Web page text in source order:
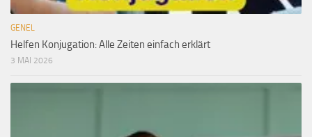
GENEL
Helfen Konjugation: Alle Zeiten einfach erklärt
3 MAI 2026